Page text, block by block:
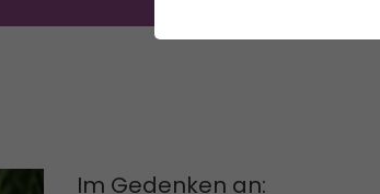
Im Gedenken an: